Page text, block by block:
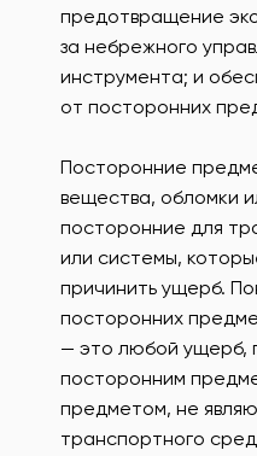
предотвращение
за небрежного
инструмента; и
от посторонних
Посторонние
вещества, обломки
посторонние для
или системы,
причинить ущерб.
посторонних
— это любой ущерб,
посторонним
предметом, не
транспортного